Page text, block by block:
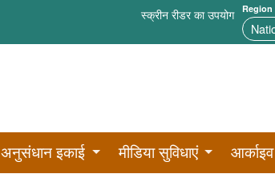
स्क्रीन रीडर का उपयोग Region
अनुसंधान इकाई मीडिया सुविधाएं आर्काइव